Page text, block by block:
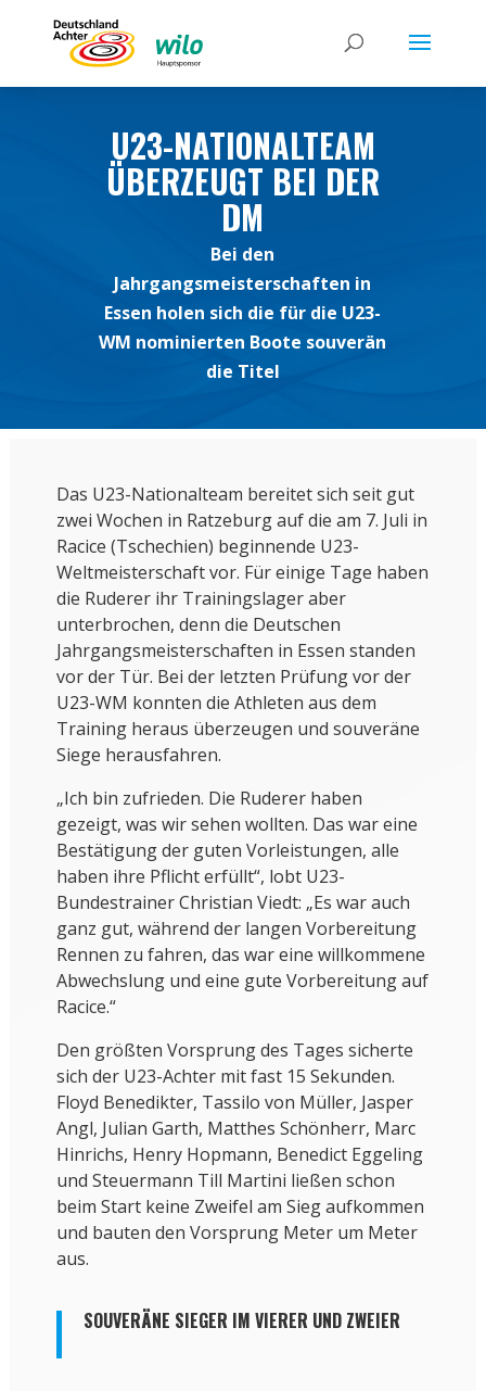
U23-NATIONALTEAM
ÜBERZEUGT BEI DER
DM
Bei den
Jahrgangsmeisterschaften in
Essen holen sich die für die U23-
WM nominierten Boote souverän
die Titel
Das U23-Nationalteam bereitet sich seit gut
zwei Wochen in Ratzeburg auf die am 7. Juli in
Racice (Tschechien) beginnende U23-
Weltmeisterschaft vor. Für einige Tage haben
die Ruderer ihr Trainingslager aber
unterbrochen, denn die Deutschen
Jahrgangsmeisterschaften in Essen standen
vor der Tür. Bei der letzten Prüfung vor der
U23-WM konnten die Athleten aus dem
Training heraus überzeugen und souveräne
Siege herausfahren.
„Ich bin zufrieden. Die Ruderer haben
gezeigt, was wir sehen wollten. Das war eine
Bestätigung der guten Vorleistungen, alle
haben ihre Pflicht erfüllt“, lobt U23-
Bundestrainer Christian Viedt: „Es war auch
ganz gut, während der langen Vorbereitung
Rennen zu fahren, das war eine willkommene
Abwechslung und eine gute Vorbereitung auf
Racice.“
Den größten Vorsprung des Tages sicherte
sich der U23-Achter mit fast 15 Sekunden.
Floyd Benedikter, Tassilo von Müller, Jasper
Angl, Julian Garth, Matthes Schönherr, Marc
Hinrichs, Henry Hopmann, Benedict Eggeling
und Steuermann Till Martini ließen schon
beim Start keine Zweifel am Sieg aufkommen
und bauten den Vorsprung Meter um Meter
aus.
SOUVERÄNE SIEGER IM VIERER UND ZWEIER